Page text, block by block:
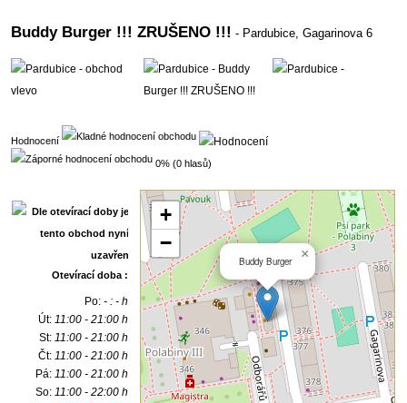
Buddy Burger !!! ZRUŠENO !!! - Pardubice,Gagarinova 6
Hodnocení
0% (0 hlasů)
Otevírací doba :
Po:- : - h
Út:11:00 - 21:00 h
St:11:00 - 21:00 h
Čt:11:00 - 21:00 h
Pá:11:00 - 21:00 h
So:11:00 - 22:00 h
Buddy Burger ×
+
−